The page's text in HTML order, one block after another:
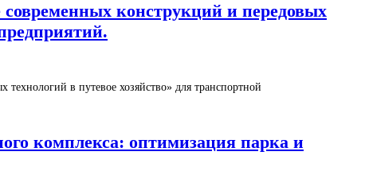
современных конструкций и передовых
в путевое хозяйство» для транспортной
комплекса: оптимизация парка и